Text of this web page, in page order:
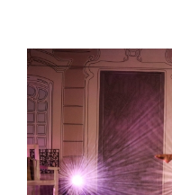
View
Larger
Image